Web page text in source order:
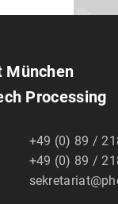
München
Processing
+49 (0) 89 /
+49 (0) 89 /